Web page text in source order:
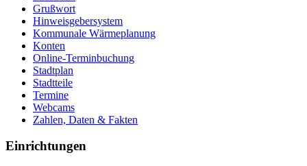
Grußwort
Hinweisgebersystem
Kommunale Wärmeplanung
Konten
Online-Terminbuchung
Stadtplan
Stadtteile
Termine
Webcams
Zahlen, Daten & Fakten
Einrichtungen